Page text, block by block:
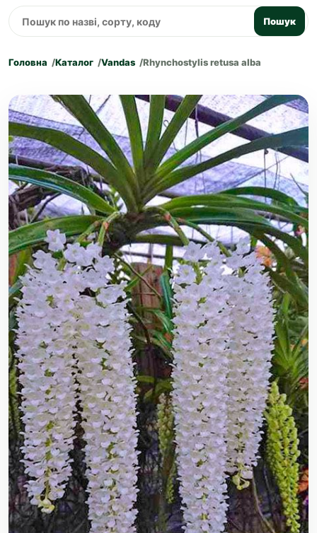
Пошук
Головна Каталог Vandas Rhynchostylis retusa alba